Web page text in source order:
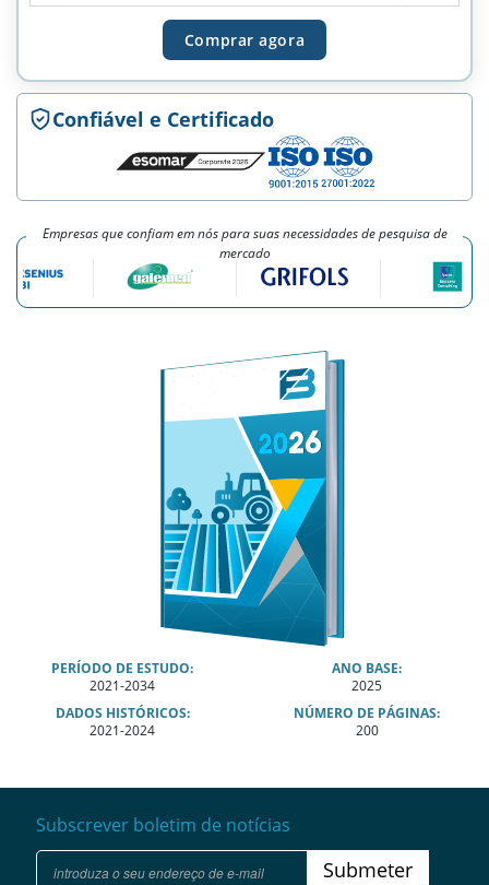
Comprar agora
Confiável e Certificado
Empresas que confiam em nós para suas necessidades de pesquisa de
mercado
PERÍODO DE ESTUDO:
2021-2034
ANO BASE:
2025
DADOS HISTÓRICOS:
2021-2024
NÚMERO DE PÁGINAS:
200
Subscrever boletim de notícias
Submeter